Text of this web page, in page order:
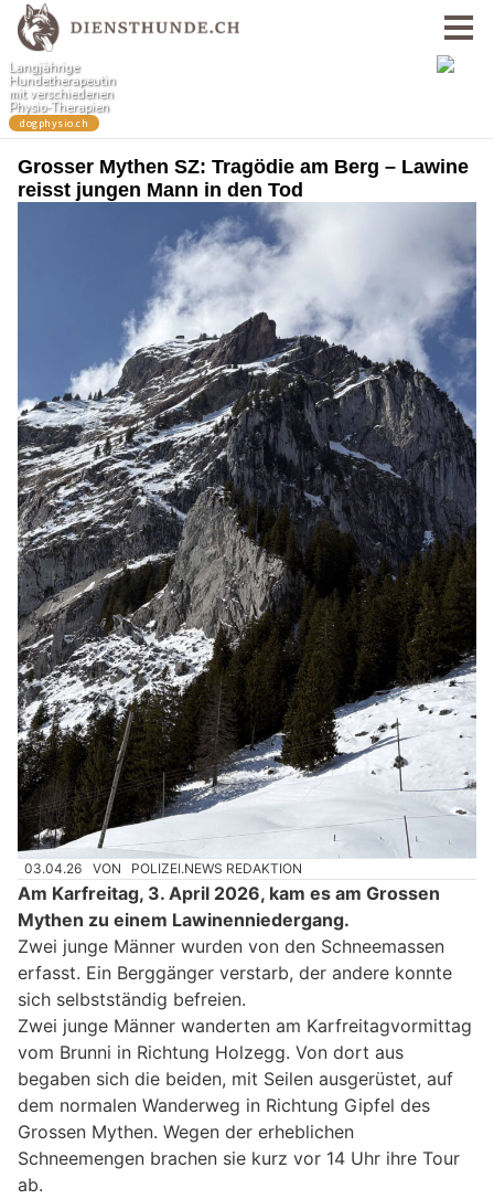
Grosser Mythen SZ: Tragödie am Berg – Lawine
reisst jungen Mann in den Tod
03.04.26 VON POLIZEI.NEWS REDAKTION
Am Karfreitag, 3. April 2026, kam es am Grossen
Mythen zu einem Lawinenniedergang.
Zwei junge Männer wurden von den Schneemassen
erfasst. Ein Berggänger verstarb, der andere konnte
sich selbstständig befreien.
Zwei junge Männer wanderten am Karfreitagvormittag
vom Brunni in Richtung Holzegg. Von dort aus
begaben sich die beiden, mit Seilen ausgerüstet, auf
dem normalen Wanderweg in Richtung Gipfel des
Grossen Mythen. Wegen der erheblichen
Schneemengen brachen sie kurz vor 14 Uhr ihre Tour
ab.